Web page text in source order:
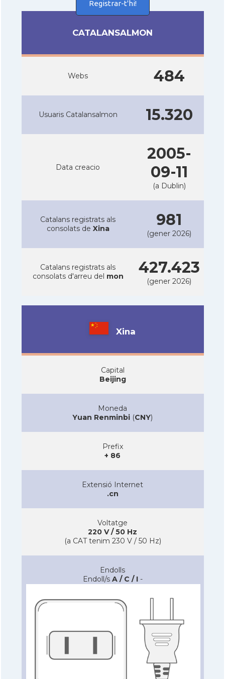
Registrar-t'hi!
CATALANSALMON
Webs 484
Usuaris Catalansalmon 15.320
Data creacio
2005-
09-11
(a Dublin)
Catalans registrats als
consolats de Xina 981
(gener 2026)
Catalans registrats als
consolats d'arreu del mon 427.423
(gener 2026)
Xina
Capital
Beijing
Moneda
Yuan Renminbi (CNY)
Prefix
+ 86
Extensió Internet
.cn
Voltatge
220 V / 50 Hz
(a CAT tenim 230 V / 50 Hz)
Endolls
Endoll/s A / C / I-